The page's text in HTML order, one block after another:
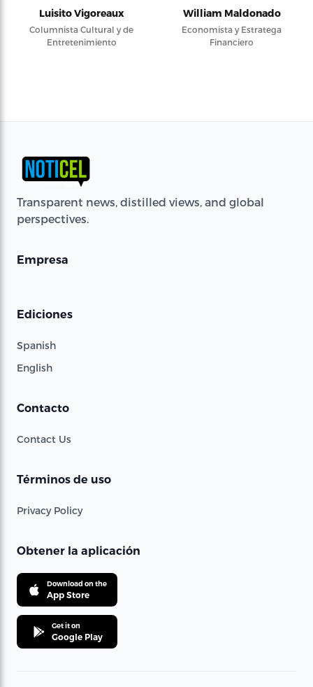
Luisito Vigoreaux
Columnista Cultural y de
Entretenimiento
William Maldonado
Economista y Estratega
Financiero
Transparent news, distilled views, and global
perspectives.
Empresa
Ediciones
Spanish
English
Contacto
Contact Us
Términos de uso
Privacy Policy
Obtener la aplicación
Download on the
App Store
Get it on
Google Play